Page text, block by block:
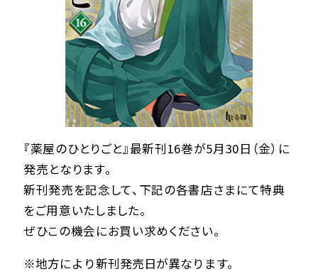
『薬屋のひとりごと』最新刊16巻が5月30日（金）に
発売となります。
新刊発売を記念して、下記の各書店さまにて特典
をご用意いたしました。
ぜひこの機会にお買い求めください。
※地方により新刊発売日が異なります。